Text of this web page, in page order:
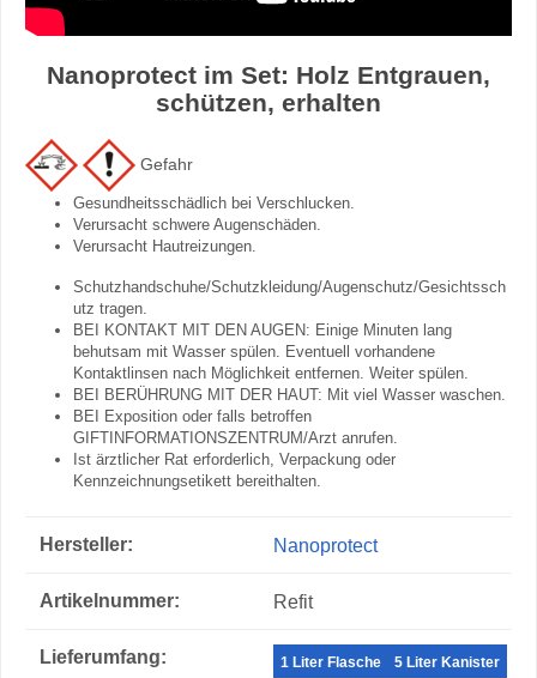
Nanoprotect im Set: Holz Entgrauen,
schützen, erhalten
Gefahr
Gesundheitsschädlich bei Verschlucken.
Verursacht schwere Augenschäden.
Verursacht Hautreizungen.
Schutzhandschuhe/Schutzkleidung/Augenschutz/Gesichtssch
utz tragen.
BEI KONTAKT MIT DEN AUGEN: Einige Minuten lang
behutsam mit Wasser spülen. Eventuell vorhandene
Kontaktlinsen nach Möglichkeit entfernen. Weiter spülen.
BEI BERÜHRUNG MIT DER HAUT: Mit viel Wasser waschen.
BEI Exposition oder falls betroffen
GIFTINFORMATIONSZENTRUM/Arzt anrufen.
Ist ärztlicher Rat erforderlich, Verpackung oder
Kennzeichnungsetikett bereithalten.
Produkteigenschaft
Wert
Hersteller: Nanoprotect
Artikelnummer: Refit
Lieferumfang‍: 1 Liter Flasche 5 Liter Kanister